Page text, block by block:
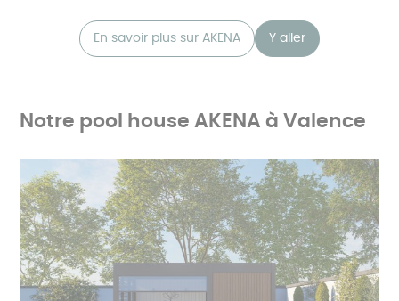
En savoir plus sur AKENA Y aller
Notre pool house AKENA à Valence